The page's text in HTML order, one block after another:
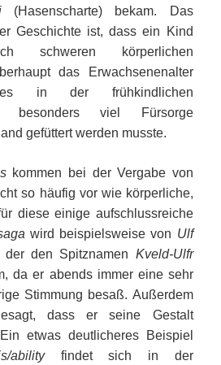
(Hasenscharte) bekam. Das
Geschichte ist, dass ein Kind
schweren körperlichen
das Erwachsenenalter
in der frühkindlichen
besonders viel Fürsorge
gefüttert werden musste.
kommen bei der Vergabe von
so häufig vor wie körperliche,
diese einige aufschlussreiche
wird beispielsweise von Ulf
der den Spitznamen Kveld-Ulfr
da er abends immer eine sehr
Stimmung besaß. Außerdem
dass er seine Gestalt
etwas deutlicheres Beispiel
abilityfindet sich in der